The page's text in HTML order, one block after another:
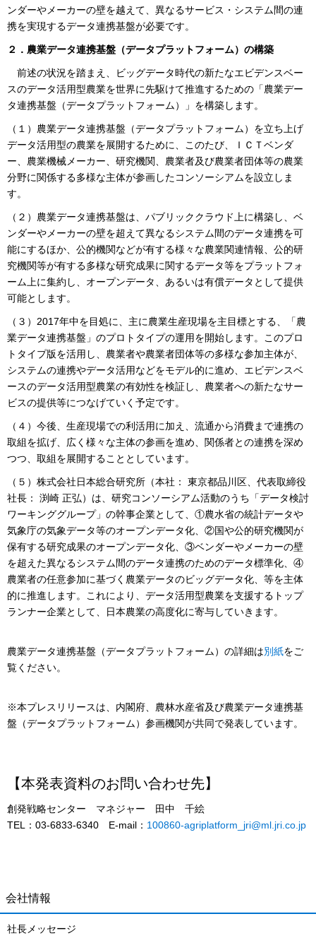
ンダーやメーカーの壁を越えて、異なるサービス・システム間の連
携を実現するデータ連携基盤が必要です。
２．農業データ連携基盤（データプラットフォーム）の構築
前述の状況を踏まえ、ビッグデータ時代の新たなエビデンスベー
スのデータ活用型農業を世界に先駆けて推進するための「農業デー
タ連携基盤（データプラットフォーム）」を構築します。
（１）農業データ連携基盤（データプラットフォーム）を立ち上げ
データ活用型の農業を展開するために、このたび、ＩＣＴベンダ
ー、農業機械メーカー、研究機関、農業者及び農業者団体等の農業
分野に関係する多様な主体が参画したコンソーシアムを設立しま
す。
（２）農業データ連携基盤は、パブリッククラウド上に構築し、ベ
ンダーやメーカーの壁を超えて異なるシステム間のデータ連携を可
能にするほか、公的機関などが有する様々な農業関連情報、公的研
究機関等が有する多様な研究成果に関するデータ等をプラットフォ
ーム上に集約し、オープンデータ、あるいは有償データとして提供
可能とします。
（３）2017年中を目処に、主に農業生産現場を主目標とする、「農
業データ連携基盤」のプロトタイプの運用を開始します。このプロ
トタイプ版を活用し、農業者や農業者団体等の多様な参加主体が、
システムの連携やデータ活用などをモデル的に進め、エビデンスベ
ースのデータ活用型農業の有効性を検証し、農業者への新たなサー
ビスの提供等につなげていく予定です。
（４）今後、生産現場での利活用に加え、流通から消費まで連携の
取組を拡げ、広く様々な主体の参画を進め、関係者との連携を深め
つつ、取組を展開することとしています。
（５）株式会社日本総合研究所（本社： 東京都品川区、代表取締役
社長： 渕崎 正弘）は、研究コンソーシアム活動のうち「データ検討
ワーキンググループ」の幹事企業として、①農水省の統計データや
気象庁の気象データ等のオープンデータ化、②国や公的研究機関が
保有する研究成果のオープンデータ化、③ベンダーやメーカーの壁
を超えた異なるシステム間のデータ連携のためのデータ標準化、④
農業者の任意参加に基づく農業データのビッグデータ化、等を主体
的に推進します。これにより、データ活用型農業を支援するトップ
ランナー企業として、日本農業の高度化に寄与していきます。
農業データ連携基盤（データプラットフォーム）の詳細は別紙をご
覧ください。
※本プレスリリースは、内閣府、農林水産省及び農業データ連携基
盤（データプラットフォーム）参画機関が共同で発表しています。
【本発表資料のお問い合わせ先】
創発戦略センター マネジャー 田中 千絵
TEL：03-6833-6340 E-mail： 100860-agriplatform_jri@ml.jri.co.jp
会社情報
社長メッセージ